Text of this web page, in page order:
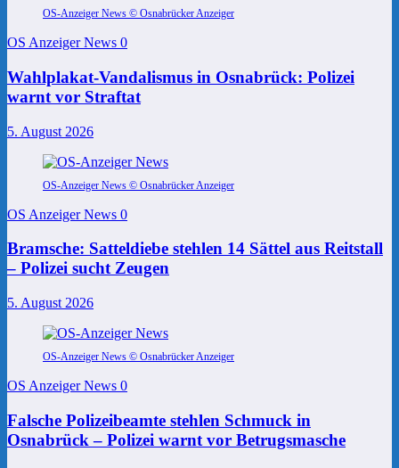
OS-Anzeiger News © Osnabrücker Anzeiger
OS Anzeiger News 0
Wahlplakat-Vandalismus in Osnabrück: Polizei
warnt vor Straftat
5. August 2026
OS-Anzeiger News © Osnabrücker Anzeiger
OS Anzeiger News 0
Bramsche: Satteldiebe stehlen 14 Sättel aus Reitstall
– Polizei sucht Zeugen
5. August 2026
OS-Anzeiger News © Osnabrücker Anzeiger
OS Anzeiger News 0
Falsche Polizeibeamte stehlen Schmuck in
Osnabrück – Polizei warnt vor Betrugsmasche